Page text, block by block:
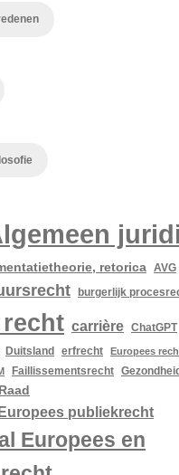
retorica AVG
burgerlijk
carrière ChatGPT
Duitsland erfrecht Europees
Faillissementsrecht
publiekrecht
Europees en